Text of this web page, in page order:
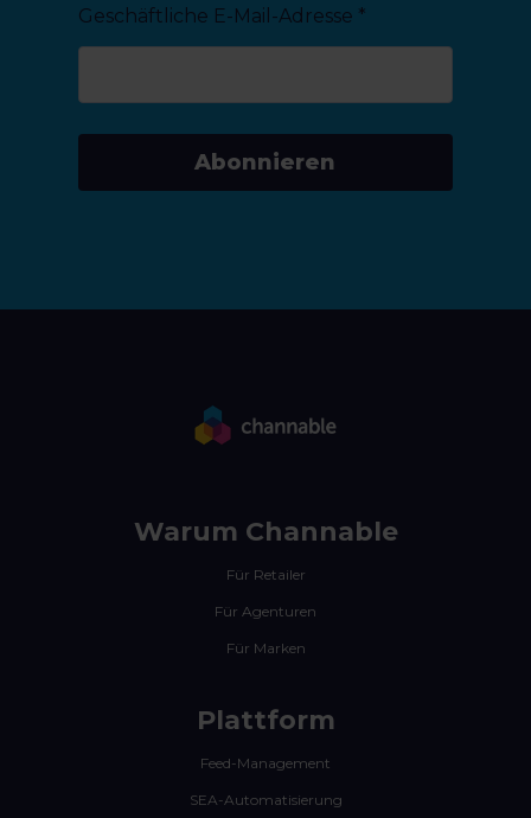
Geschäftliche E-Mail-Adresse *
Abonnieren
Warum Channable
Für Retailer
Für Agenturen
Für Marken
Plattform
Feed-Management
SEA-Automatisierung